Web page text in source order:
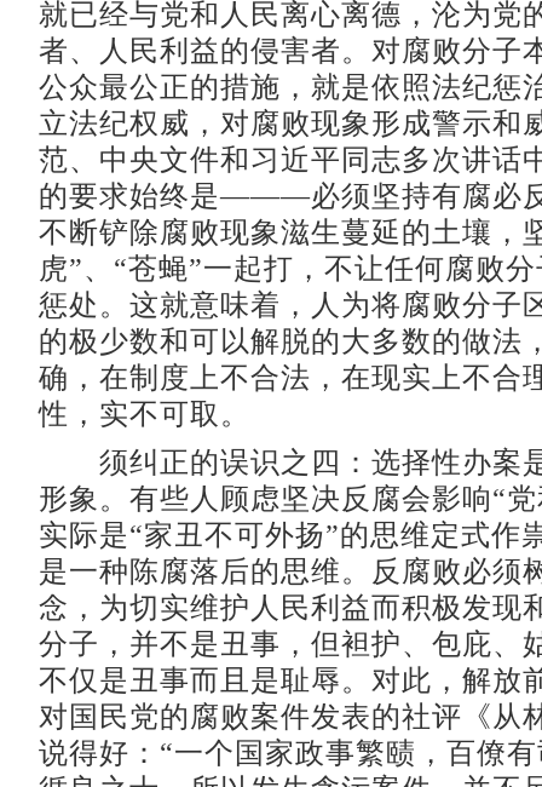
就已经与党和人民离心离德，沦为党
者、人民利益的侵害者。对腐败分子
公众最公正的措施，就是依照法纪惩
立法纪权威，对腐败现象形成警示和
范、中央文件和习近平同志多次讲话
的要求始终是———必须坚持有腐必
不断铲除腐败现象滋生蔓延的土壤，
虎”、“苍蝇”一起打，不让任何腐败
惩处。这就意味着，人为将腐败分子
的极少数和可以解脱的大多数的做法
确，在制度上不合法，在现实上不合
性，实不可取。
须纠正的误识之四：选择性办案
形象。有些人顾虑坚决反腐会影响“
实际是“家丑不可外扬”的思维定式作
是一种陈腐落后的思维。反腐败必须
念，为切实维护人民利益而积极发现
分子，并不是丑事，但袒护、包庇、
不仅是丑事而且是耻辱。对此，解放
对国民党的腐败案件发表的社评《从
说得好：“一个国家政事繁赜，百僚